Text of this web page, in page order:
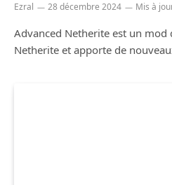
Ezral 28 décembre 2024 Mis à
Advanced Netherite est un mod
Netherite et apporte de